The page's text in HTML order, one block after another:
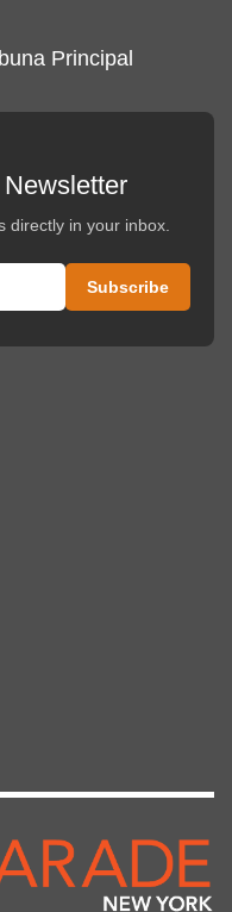
Principal
directly in your inbox.